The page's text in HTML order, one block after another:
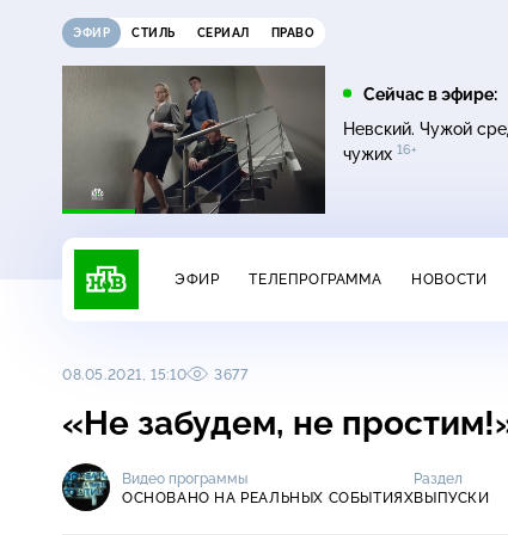
ЭФИР СТИЛЬ СЕРИАЛ ПРАВО
Сейчас в эфире:
Невский. Чужой
чужих 16+
13:00
Сегодня
ЭФИР ТЕЛЕПРОГРАММА НОВОСТИ
08.05.2021, 15:10 3677
«Не забудем, не
Видео программы
ОСНОВАНО НА РЕАЛЬНЫХ СОБЫТИЯХ
Раздел
ВЫПУСКИ